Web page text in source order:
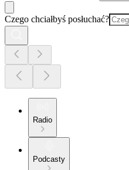
Czego chciałbyś posłuchać?
Radio
Podcasty